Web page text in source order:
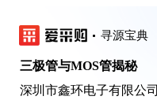
寻源宝典
三极管与MOS管揭秘
深圳市鑫环电子有限公司